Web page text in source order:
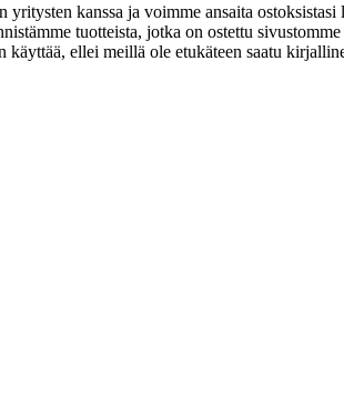
kanssa ja voimme ansaita ostoksistasi
tuotteista, jotka on ostettu
käyttää, ellei meillä ole etukäteen saatu